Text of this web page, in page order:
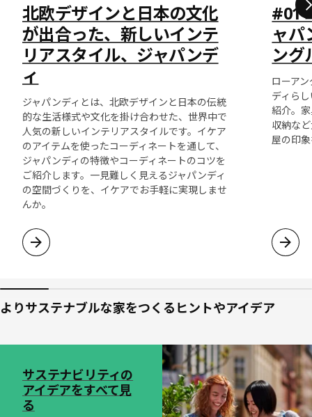
北欧デザインと日本の文化
が出合った、新しいインテ
リアスタイル、ジャパンデ
ィ
ジャパンディとは、北欧デザインと日本の伝統
的な生活様式や文化を掛け合わせた、世界中で
人気の新しいインテリアスタイルです。イケア
のアイテムを使ったコーディネートを通して、
ジャパンディの特徴やコーディネートのコツを
ご紹介します。一見難しく見えるジャパンディ
の空間づくりを、イケアでお手軽に実現しませ
んか。
#01
ャパ
ング
ローア
ディら
紹介。
収納な
屋の印
よりサステナブルな家をつくるヒントやアイデア
サステナビリティの
アイデアをすべて見
る